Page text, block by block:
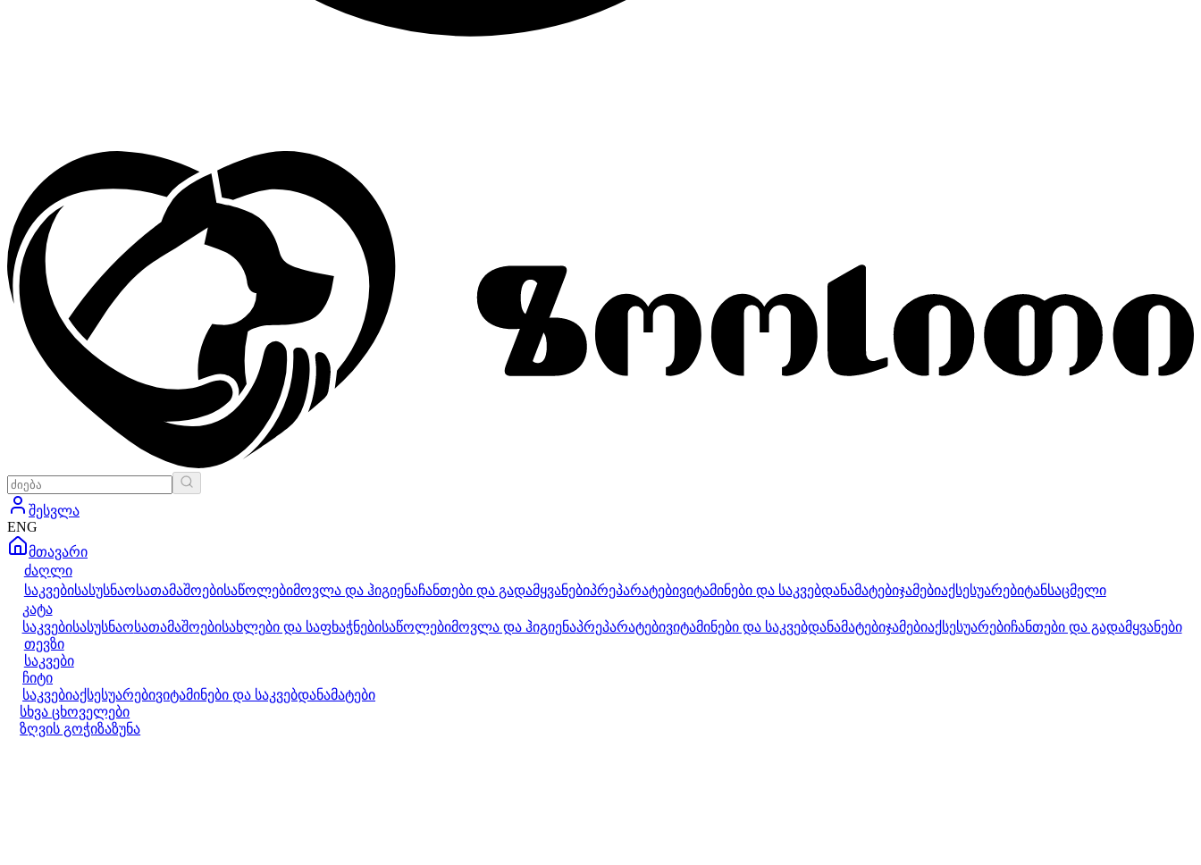
შესვლა
ENG
მთავარი
ძაღლი
საკვებისასუსნაოსათამაშოებისაწოლებიმოვლა და ჰიგიენაჩანთები და გადამყვანებიპრეპარატებივიტამინები და საკვებდანამატებიჯამებიაქსესუარებიტანსაცმელი
კატა
საკვებისასუსნაოსათამაშოებისახლები და საფხაჭნებისაწოლებიმოვლა და ჰიგიენაპრეპარატებივიტამინები და საკვებდანამატებიჯამებიაქსესუარებიჩანთები და გადამყვანები
თევზი
საკვები
ჩიტი
საკვებიაქსესუარებივიტამინები და საკვებდანამატები
სხვა ცხოველები
ზღვის გოჭიზაზუნა